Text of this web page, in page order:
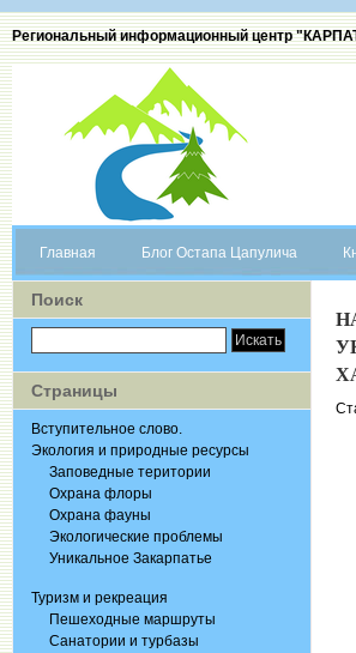
Региональный информационный центр
Главная Блог Остапа Цапулича
Поиск
Страницы
Вступительное слово.
Экология и природные ресурсы
Заповедные територии
Охрана флоры
Охрана фауны
Экологические проблемы
Уникальное Закарпатье
Туризм и рекреация
Пешеходные маршруты
Санатории и турбазы